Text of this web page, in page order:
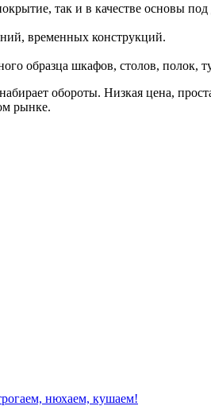
так и в качестве основы
временных конструкций.
образца шкафов, столов, полок,
обороты. Низкая цена,
рынке.
нюхаем, кушаем!